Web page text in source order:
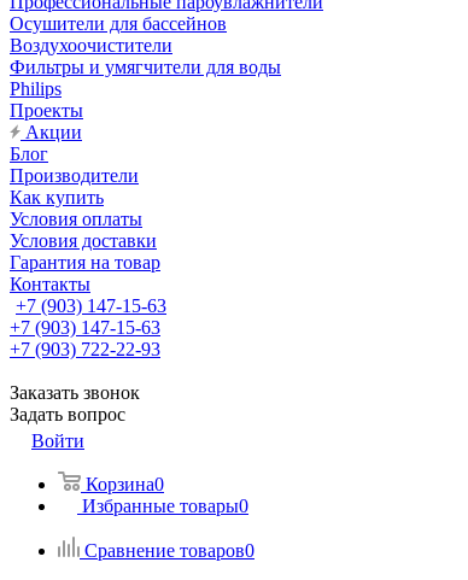
Осушители для бассейнов
Воздухоочистители
Фильтры и умягчители для воды
Philips
Проекты
Акции
Блог
Производители
Как купить
Условия оплаты
Условия доставки
Гарантия на товар
Контакты
+7 (903) 147-15-63
+7 (903) 147-15-63
+7 (903) 722-22-93
Заказать звонок
Задать вопрос
Войти
Корзина0
Избранные товары0
Сравнение товаров0